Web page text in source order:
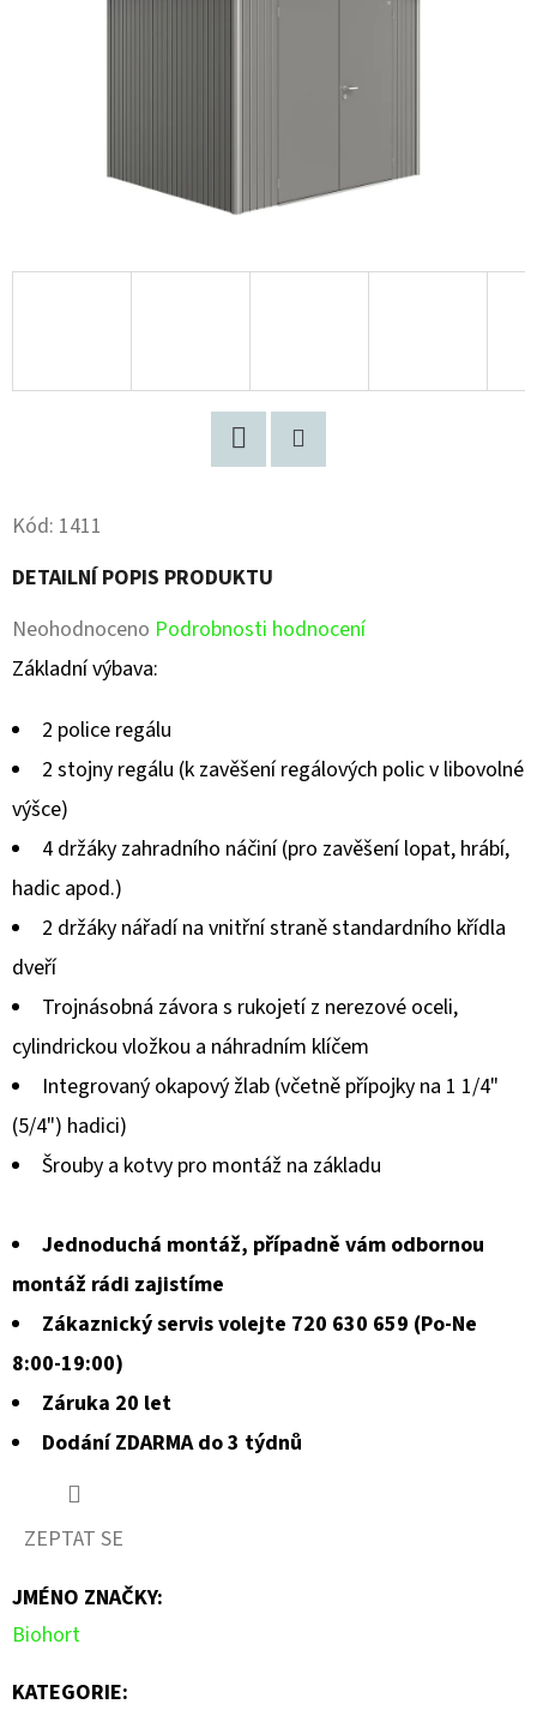
Kód: 1411
DETAILNÍ POPIS PRODUKTU
Průměrné
hodnocení
hvězdiček.
Neohodnoceno Podrobnosti hodnocení
Základní výbava:
2 police regálu
2 stojny regálu (k zavěšení regálových polic v libovolné
výšce)
4 držáky zahradního náčiní (pro zavěšení lopat, hrábí,
hadic apod.)
2 držáky nářadí na vnitřní straně standardního křídla
dveří
Trojnásobná závora s rukojetí z nerezové oceli,
cylindrickou vložkou a náhradním klíčem
Integrovaný okapový žlab (včetně přípojky na 1 1/4"
(5/4") hadici)
Šrouby a kotvy pro montáž na základu
Jednoduchá montáž, případně vám odbornou
montáž rádi zajistíme
Zákaznický servis volejte 720 630 659 (Po-Ne
8:00-19:00)
Záruka 20 let
Dodání ZDARMA do 3 týdnů
ZEPTAT SE
JMÉNO ZNAČKY:
Biohort
KATEGORIE: